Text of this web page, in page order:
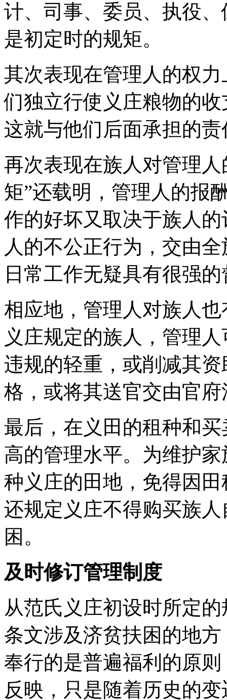
计、司事、委员、执役
是初定时的规矩。
其次表现在管理人的权
们独立行使义庄粮物的
这就与他们后面承担的
再次表现在族人对管理
矩”还载明，管理人的报
作的好坏又取决于族人
人的不公正行为，交由
日常工作无疑具有很强
相应地，管理人对族人
义庄规定的族人，管理
违规的轻重，或削减其
格，或将其送官交由官府
最后，在义田的租种和
高的管理水平。为维护
种义庄的田地，免得因
还规定义庄不得购买族
困。
及时修订管理制度
从范氏义庄初设时所定
条文涉及济贫扶困的地
奉行的是普遍福利的原
反映，只是随着历史的